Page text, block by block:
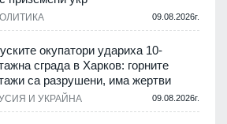
09.08.2026г.
окупатори удариха 10-
сграда в Харков: горните
са разрушени, има жертви
И УКРАЙНА 09.08.2026г.